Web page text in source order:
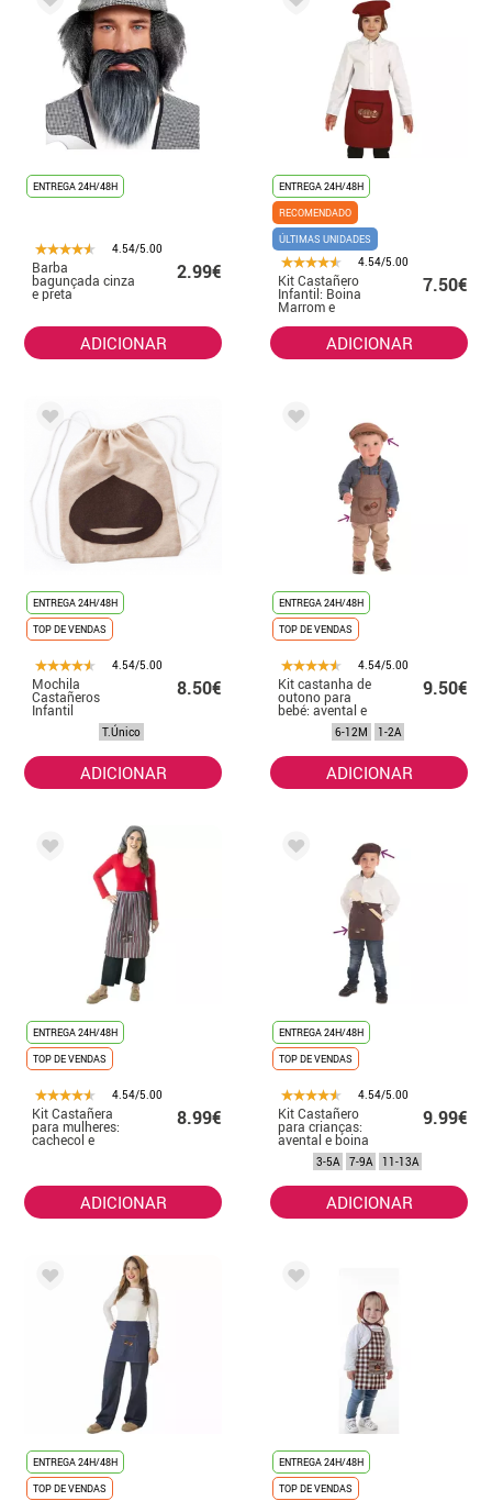
ENTREGA 24H/48H
4.54/5.00
Barba
bagunçada cinza
e preta
2.99€
ADICIONAR
ENTREGA 24H/48H
RECOMENDADO
ÚLTIMAS UNIDADES
4.54/5.00
Kit Castañero
Infantil: Boina
Marrom e
7.50€
ADICIONAR
ENTREGA 24H/48H
TOP DE VENDAS
4.54/5.00
Mochila
Castañeros
Infantil
8.50€
T.Único
ADICIONAR
ENTREGA 24H/48H
TOP DE VENDAS
4.54/5.00
Kit castanha de
outono para
bebé: avental e
9.50€
6-12M 1-2A
ADICIONAR
ENTREGA 24H/48H
TOP DE VENDAS
4.54/5.00
Kit Castañera
para mulheres:
cachecol e
8.99€
ADICIONAR
ENTREGA 24H/48H
TOP DE VENDAS
4.54/5.00
Kit Castañero
para crianças:
avental e boina
9.99€
3-5A 7-9A 11-13A
ADICIONAR
ENTREGA 24H/48H
TOP DE VENDAS
ENTREGA 24H/48H
TOP DE VENDAS